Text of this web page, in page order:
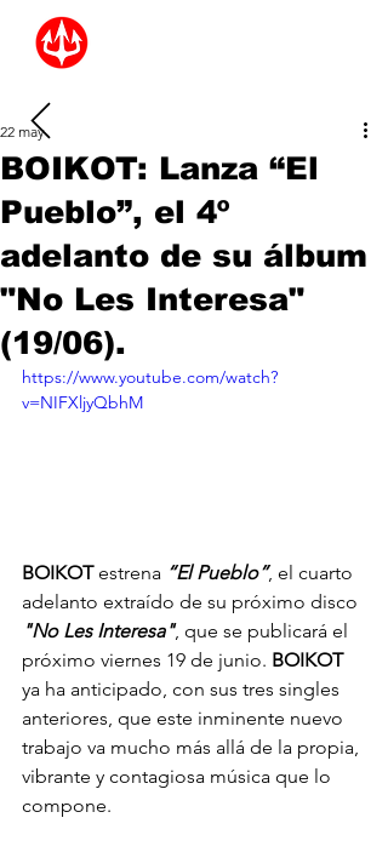
BOIKOT: Lanza “El
Pueblo”, el 4º
adelanto de su álbum
"No Les Interesa"
(19/06).
22 may
https://www.youtube.com/watch?
v=NIFXljyQbhM
BOIKOT estrena “El Pueblo”, el cuarto
adelanto extraído de su próximo disco
"No Les Interesa", que se publicará el
próximo viernes 19 de junio. BOIKOT
ya ha anticipado, con sus tres singles
anteriores, que este inminente nuevo
trabajo va mucho más allá de la propia,
vibrante y contagiosa música que lo
compone.